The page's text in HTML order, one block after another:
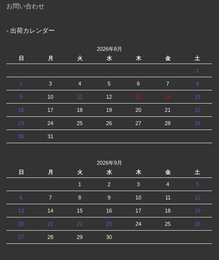
お問い合わせ
- 出荷カレンダー
2026年8月
日
月 火 水 木 金 土
1
2 3 4 5 6 7 8
9 10 11 12 13 14 15
16 17 18 19 20 21 22
23 24 25 26 27 28 29
30 31
2026年9月
日
月 火 水 木 金 土
1 2 3 4 5
6 7 8 9 10 11 12
13 14 15 16 17 18 19
20 21 22 23 24 25 26
27 28 29 30